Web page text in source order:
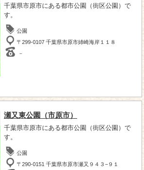
千葉県市原市にある都市公園（街区公園）で
す。
公園
〒299-0107 千葉県市原市姉崎海岸１１８
－
瀬又東公園（市原市）
千葉県市原市にある都市公園（街区公園）で
す。
公園
〒290-0151 千葉県市原市瀬又９４３−９１